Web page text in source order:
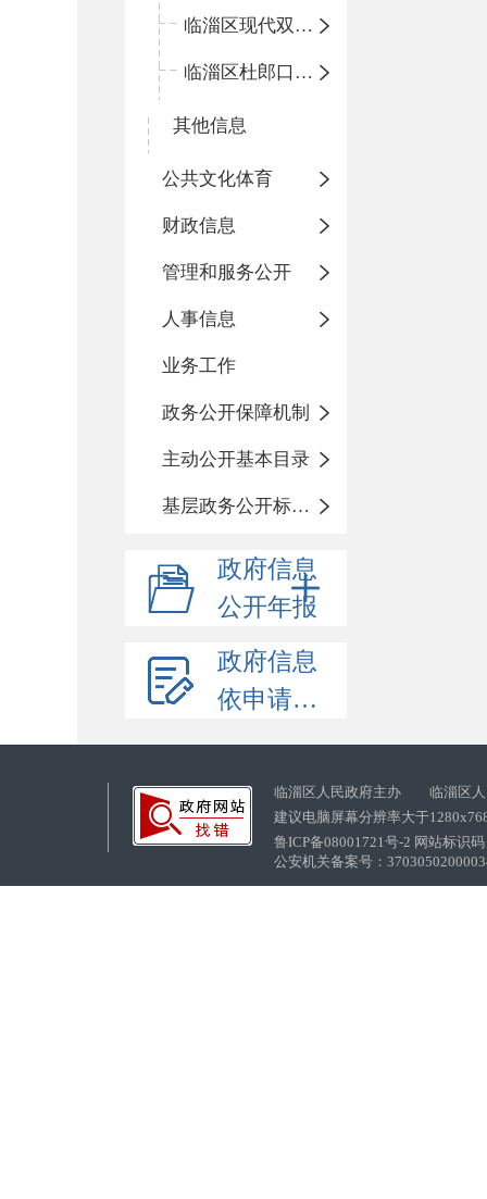
临淄区现代双语学校
临淄区杜郎口小学
其他信息
公共文化体育
财政信息
管理和服务公开
人事信息
业务工作
政务公开保障机制
主动公开基本目录
基层政务公开标准化目录
政府信息
公开年报
政府信息
依申请公开
临淄区人民政府主办 临淄区人
建议电脑屏幕分辨率大于
鲁ICP备08001721号-2 网站标识
公安机关备案号：